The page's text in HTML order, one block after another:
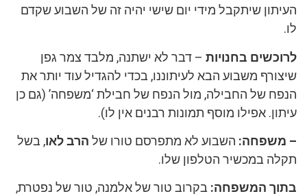
העיתון שיתקבל מידי יום שישי יהיה זה של השבוע שקדם
לו.
לרוכשים בחנויות – דבר לא ישתנה, מלבד צמר גפן
שיצורף משבוע הבא לעיתוננו, בכדי להגדיל עוד יותר את
הנפח של החבילה, מול הנפח של חבילת ‘משפחה’ (גם כן
עיתון. אפילו מוסף תמונות רבנים אין לו).
– משפחה: השבוע לא מתפרסם טורו של הרב לאו, בשל
תקלה במכשיר הטלפון שלו.
בתוך המשפחה: בקרוב טור של אלמנה, טור של נפטרת,